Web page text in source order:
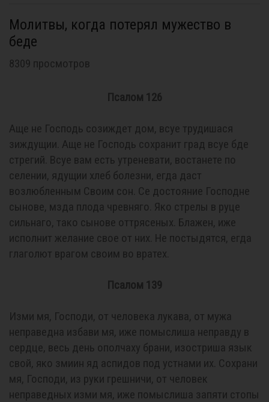
Молитвы, когда потерял мужество в
беде
8309 просмотров
Псалом 126
Аще не Господь созиждет дом, всуе трудишася
зиждущии. Аще не Господь сохранит град всуе бде
стрегий. Всуе вам есть утреневати, востанете по
селении, ядущии хлеб болезни, егда даст
возлюбленным Своим сон. Се достояние Господне
сынове, мзда плода чревняго. Яко стрелы в руце
сильнаго, тако сынове оттрясеных. Блажен, иже
исполнит желание свое от них. Не постыдятся, егда
глаголют врагом своим во вратех.
Псалом 139
Изми мя, Господи, от человека лукава, от мужа
неправедна избави мя, иже помыслиша неправду в
сердце, весь день ополчаху брани, изостриша язык
свой, яко змиин яд аспидов под устнами их. Сохрани
мя, Господи, из руки грешничи, от человек
неправедных изми мя, иже помыслиша запяти стопы